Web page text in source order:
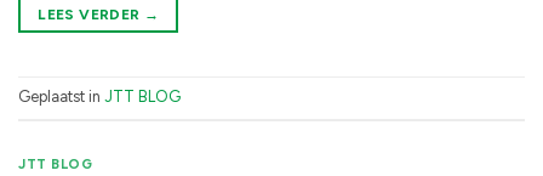
LEES VERDER →
Geplaatst in JTT BLOG
JTT BLOG